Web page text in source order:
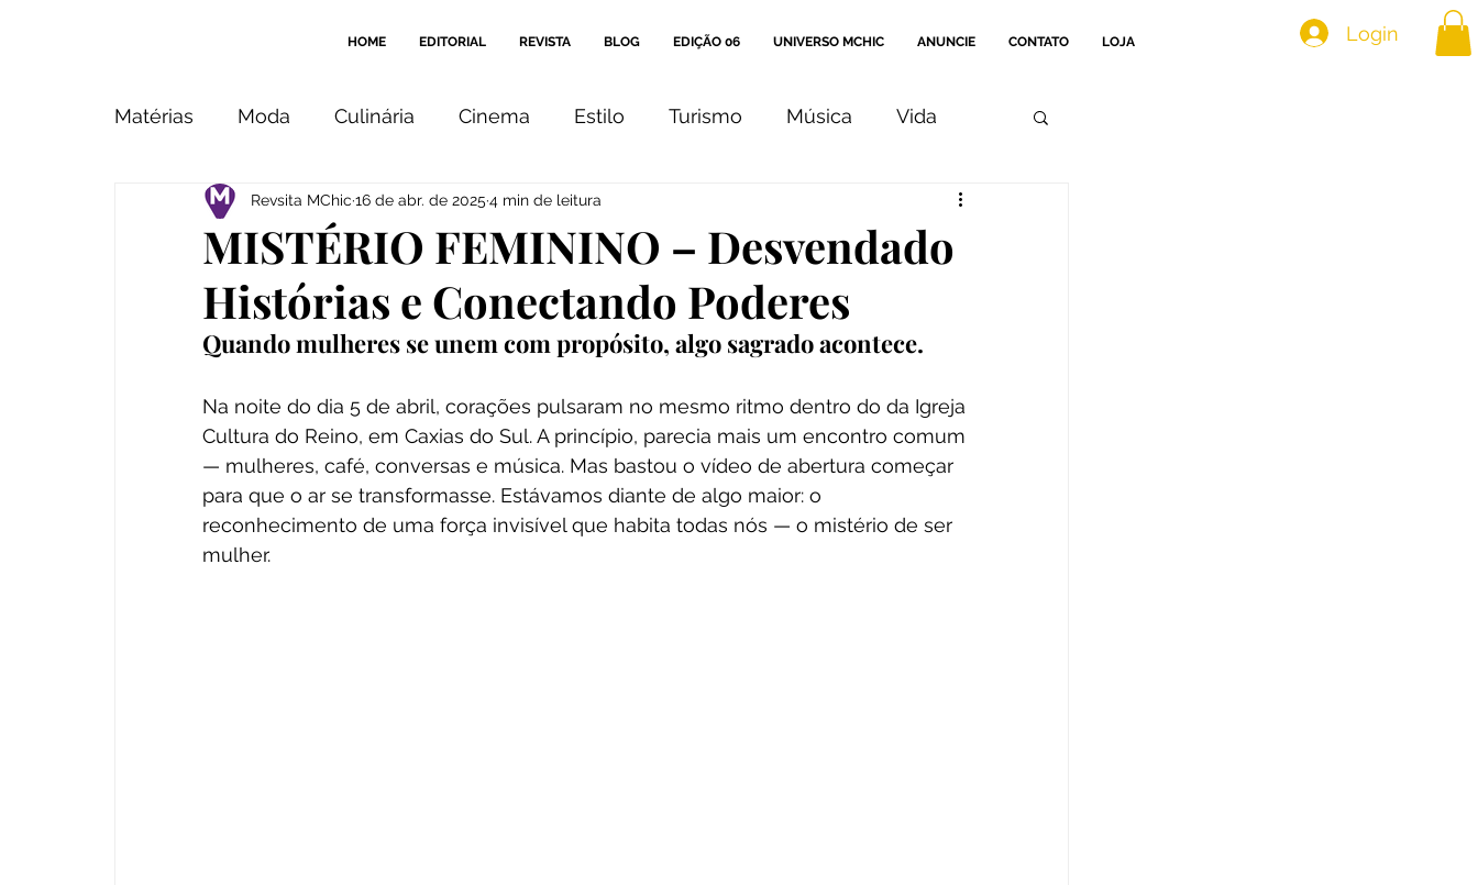
HOME EDITORIAL REVISTA BLOG EDIÇÃO 06 UNIVERSO MCHIC ANUNCIE CONTATO LOJA Login
Matérias Moda Culinária Cinema Estilo Turismo Música Vida
Imagem Beleza Design Arte Cultura Editorial
Cantos & Recantos Indicação Coluna Ensaio
MISTÉRIO FEMININO – Desvendado
Histórias e Conectando Poderes
Revsita MChic 16 de abr. de 2025 4 min de leitura
Quando mulheres se unem com propósito, algo sagrado acontece.
Na noite do dia 5 de abril, corações pulsaram no mesmo ritmo dentro do da Igreja
Cultura do Reino, em Caxias do Sul. A princípio, parecia mais um encontro comum
— mulheres, café, conversas e música. Mas bastou o vídeo de abertura começar
para que o ar se transformasse. Estávamos diante de algo maior: o
reconhecimento de uma força invisível que habita todas nós — o mistério de ser
mulher.